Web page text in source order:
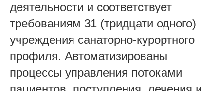
деятельности и соответствует
требованиям 31 (тридцати одного)
учреждения санаторно-курортного
профиля. Автоматизированы
процессы управления потоками